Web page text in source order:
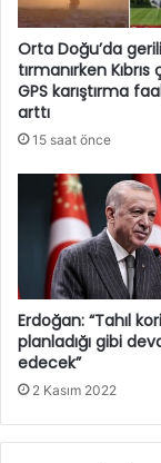
Orta Doğu’da
tırmanırken
GPS karıştırma
arttı
15 saat önce
Erdoğan: “Tahıl
planladığı gibi
edecek”
2 Kasım 2022